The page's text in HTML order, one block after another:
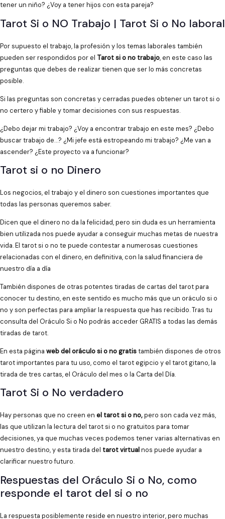
tener un niño? ¿Voy a tener hijos con esta pareja?
Tarot Si o NO Trabajo | Tarot Si o No laboral
Por supuesto el trabajo, la profesión y los temas laborales también
pueden ser respondidos por el Tarot si o no trabajo, en este caso las
preguntas que debes de realizar tienen que ser lo más concretas
posible.
Si las preguntas son concretas y cerradas puedes obtener un tarot si o
no certero y fiable y tomar decisiones con sus respuestas.
¿Debo dejar mi trabajo? ¿Voy a encontrar trabajo en este mes? ¿Debo
buscar trabajo de…? ¿Mi jefe está estropeando mi trabajo? ¿Me van a
ascender? ¿Este proyecto va a funcionar?
Tarot si o no Dinero
Los negocios, el trabajo y el dinero son cuestiones importantes que
todas las personas queremos saber.
Dicen que el dinero no da la felicidad, pero sin duda es un herramienta
bien utilizada nos puede ayudar a conseguir muchas metas de nuestra
vida. El tarot si o no te puede contestar a numerosas cuestiones
relacionadas con el dinero, en definitiva, con la salud financiera de
nuestro día a día
También dispones de otras potentes tiradas de cartas del tarot para
conocer tu destino, en este sentido es mucho más que un oráculo si o
no y son perfectas para ampliar la respuesta que has recibido. Tras tu
consulta del Oráculo Si o No podrás acceder GRATIS a todas las demás
tiradas de tarot.
En esta página web del oráculo si o no gratistambién dispones de otros
tarot importantes para tu uso, como el tarot egipcio y el tarot gitano, la
tirada de tres cartas, el Oráculo del mes o la Carta del Día.
Tarot Si o No verdadero
Hay personas que no creen en el tarot si o no,pero son cada vez más,
las que utilizan la lectura del tarot si o no gratuitos para tomar
decisiones, ya que muchas veces podemos tener varias alternativas en
nuestro destino, y esta tirada del tarot virtualnos puede ayudar a
clarificar nuestro futuro.
Respuestas del Oráculo Si o No, como
responde el tarot del si o no
La respuesta posiblemente reside en nuestro interior, pero muchas